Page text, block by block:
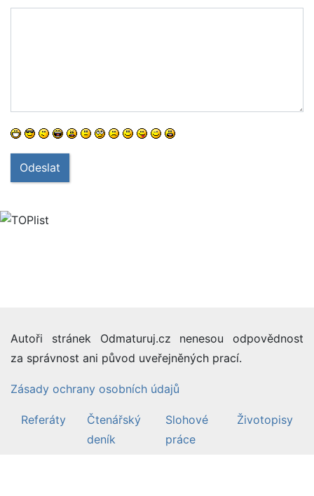
Odeslat
Autoři stránek Odmaturuj.cz nenesou odpovědnost
za správnost ani původ uveřejněných prací.
Zásady ochrany osobních údajů
Referáty
Čtenářský
deník
Slohové
práce
Životopisy